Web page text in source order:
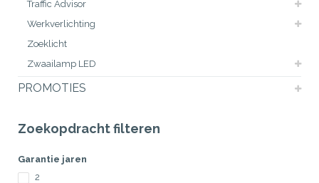
Traffic Advisor
Werkverlichting
Zoeklicht
Zwaailamp LED
PROMOTIES
Zoekopdracht filteren
Garantie jaren
2